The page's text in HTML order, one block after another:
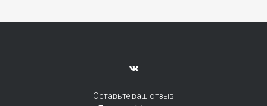
Оставьте ваш отзыв